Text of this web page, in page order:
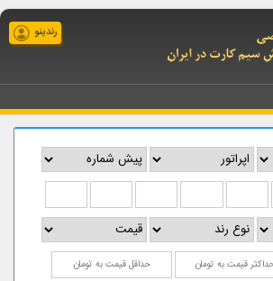
رندینو